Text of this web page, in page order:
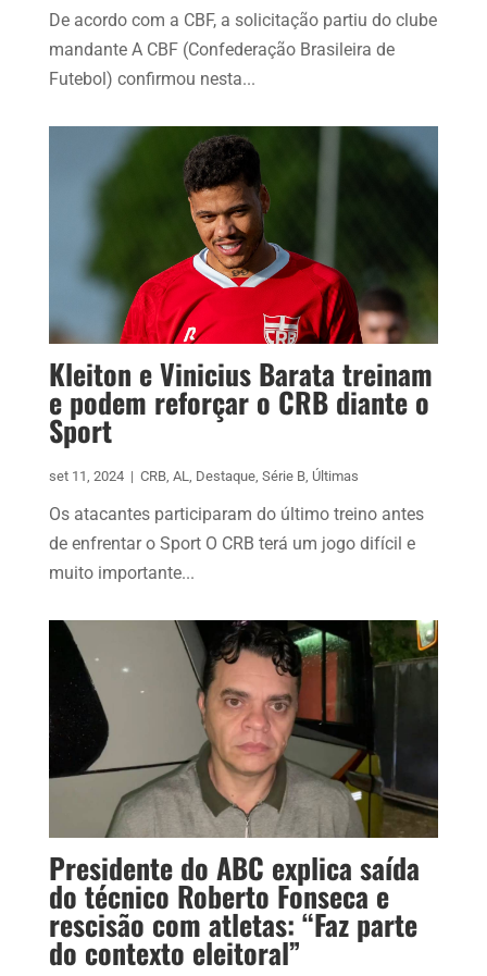
De acordo com a CBF, a solicitação partiu do clube
mandante A CBF (Confederação Brasileira de
Futebol) confirmou nesta...
Kleiton e Vinicius Barata treinam
e podem reforçar o CRB diante o
Sport
set 11, 2024 | CRB, AL, Destaque, Série B, Últimas
Os atacantes participaram do último treino antes
de enfrentar o Sport O CRB terá um jogo difícil e
muito importante...
Presidente do ABC explica saída
do técnico Roberto Fonseca e
rescisão com atletas: “Faz parte
do contexto eleitoral”